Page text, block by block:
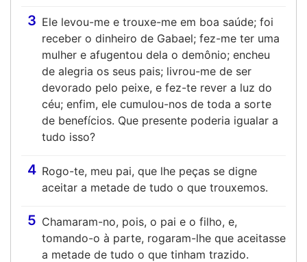
3 Ele levou-me e trouxe-me em boa saúde; foi
receber o dinheiro de Gabael; fez-me ter uma
mulher e afugentou dela o demônio; encheu
de alegria os seus pais; livrou-me de ser
devorado pelo peixe, e fez-te rever a luz do
céu; enfim, ele cumulou-nos de toda a sorte
de benefícios. Que presente poderia igualar a
tudo isso?
4 Rogo-te, meu pai, que lhe peças se digne
aceitar a metade de tudo o que trouxemos.
5 Chamaram-no, pois, o pai e o filho, e,
tomando-o à parte, rogaram-lhe que aceitasse
a metade de tudo o que tinham trazido.